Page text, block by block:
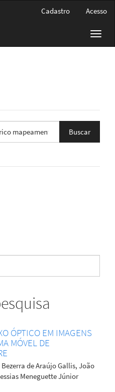
Cadastro Acesso
ÓPTICO EM IMAGENS
MÓVEL DE
de Araújo Gallis, João
Meneguette Júnior